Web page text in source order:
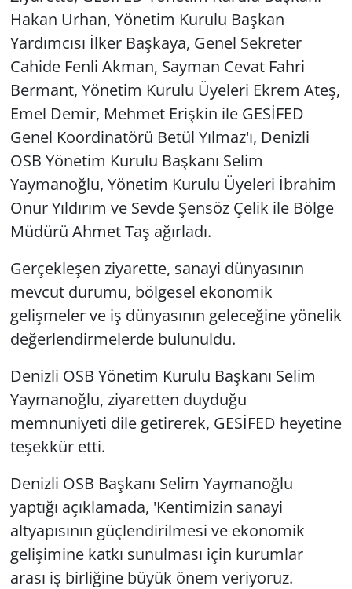
Hakan Urhan, Yönetim Kurulu Başkan
Yardımcısı İlker Başkaya, Genel Sekreter
Cahide Fenli Akman, Sayman Cevat Fahri
Bermant, Yönetim Kurulu Üyeleri Ekrem Ateş,
Emel Demir, Mehmet Erişkin ile GESİFED
Genel Koordinatörü Betül Yılmaz'ı, Denizli
OSB Yönetim Kurulu Başkanı Selim
Yaymanoğlu, Yönetim Kurulu Üyeleri İbrahim
Onur Yıldırım ve Sevde Şensöz Çelik ile Bölge
Müdürü Ahmet Taş ağırladı.
Gerçekleşen ziyarette, sanayi dünyasının
mevcut durumu, bölgesel ekonomik
gelişmeler ve iş dünyasının geleceğine yönelik
değerlendirmelerde bulunuldu.
Denizli OSB Yönetim Kurulu Başkanı Selim
Yaymanoğlu, ziyaretten duyduğu
memnuniyeti dile getirerek, GESİFED heyetine
teşekkür etti.
Denizli OSB Başkanı Selim Yaymanoğlu
yaptığı açıklamada, 'Kentimizin sanayi
altyapısının güçlendirilmesi ve ekonomik
gelişimine katkı sunulması için kurumlar
arası iş birliğine büyük önem veriyoruz.